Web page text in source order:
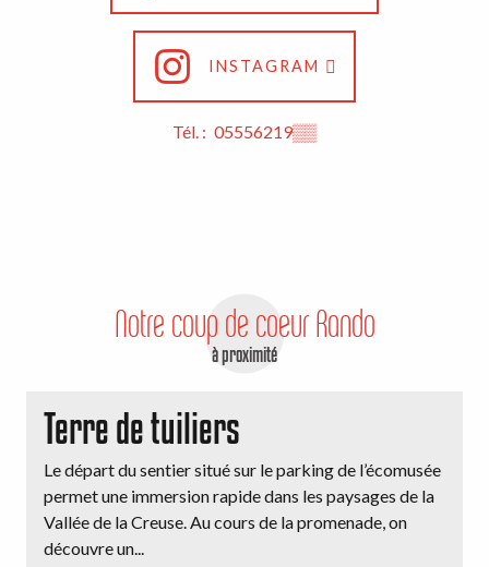
INSTAGRAM
Tél. : 05556219▒▒
Notre coup de coeur Rando
à proximité
Terre de tuiliers
Le départ du sentier situé sur le parking de l’écomusée
permet une immersion rapide dans les paysages de la
Vallée de la Creuse. Au cours de la promenade, on
découvre un...